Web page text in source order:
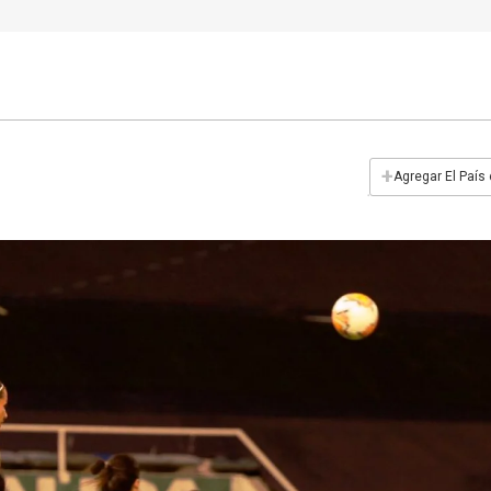
+Agregar El País